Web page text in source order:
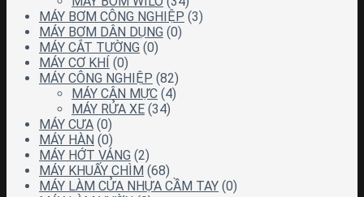
MÁY BƠM CÔNG NGHIỆP (3)
MÁY BƠM DÂN DỤNG (0)
MÁY CẮT TƯỜNG (0)
MÁY CƠ KHÍ (0)
MÁY CÔNG NGHIỆP (82)
MÁY CÂN MỰC (4)
MÁY RỬA XE (34)
MÁY CƯA (0)
MÁY HÀN (0)
MÁY HỚT VÁNG (2)
MÁY KHUẤY CHÌM (68)
MÁY LÀM CỬA NHỰA CẦM TAY (0)